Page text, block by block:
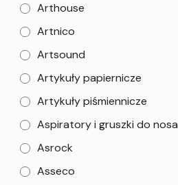
Arthouse
Artnico
Artsound
Artykuły papiernicze
Artykuły piśmiennicze
Aspiratory i gruszki do nosa
Asrock
Asseco